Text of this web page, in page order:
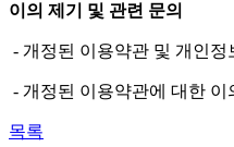
이의 제기 및 관련 문의
- 개정된 이용약관 및 개인
- 개정된 이용약관에 대한 이
목록